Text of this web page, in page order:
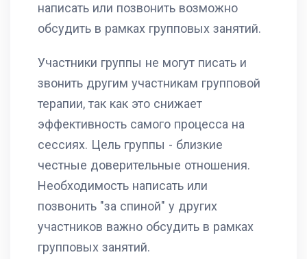
написать или позвонить возможно
обсудить в рамках групповых занятий.
Участники группы не могут писать и
звонить другим участникам групповой
терапии, так как это снижает
эффективность самого процесса на
сессиях. Цель группы - близкие
честные доверительные отношения.
Необходимость написать или
позвонить "за спиной" у других
участников важно обсудить в рамках
групповых занятий.